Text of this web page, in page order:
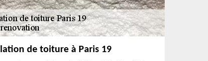
de toiture à Paris 19